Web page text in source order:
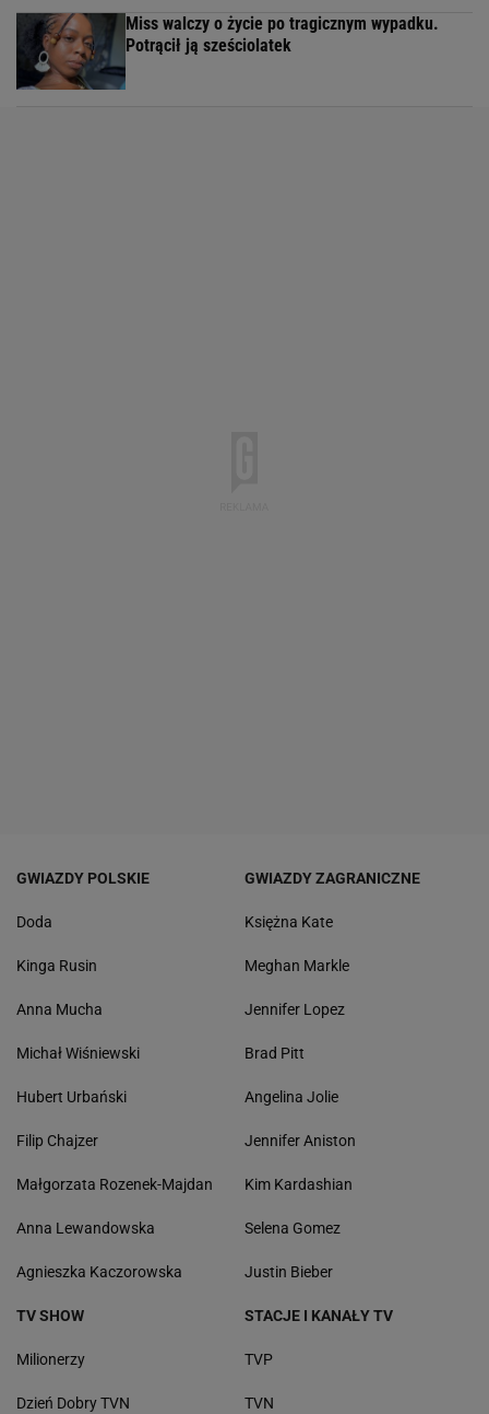
Miss walczy o życie po tragicznym wypadku.
Potrącił ją sześciolatek
GWIAZDY POLSKIE
Doda
Kinga Rusin
Anna Mucha
Michał Wiśniewski
Hubert Urbański
Filip Chajzer
Małgorzata Rozenek-Majdan
Anna Lewandowska
Agnieszka Kaczorowska
GWIAZDY ZAGRANICZNE
Księżna Kate
Meghan Markle
Jennifer Lopez
Brad Pitt
Angelina Jolie
Jennifer Aniston
Kim Kardashian
Selena Gomez
Justin Bieber
TV SHOW
Milionerzy
Dzień Dobry TVN
STACJE I KANAŁY TV
TVP
TVN